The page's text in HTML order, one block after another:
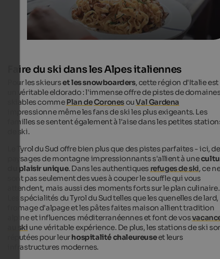
Faire du ski dans les Alpes italiennes
Pour les skieurset les snowboarders, cette région d'Italie est
un véritable eldorado : l'immense offre de pistes de
skiables commePlan deCorones ouVal Gardena
impressionne même les fans de ski les plus exigeants. Les
familles se sentent également à l'aise dans les petites
de ski.
Le Tyrol du Sud offre bien plus que des pistes parfaites - ici,
paysages de montagne impressionnants s'allient à une
du plaisir unique. Dans les authentiques refuges de ski, ce
sont pas seulement des vues à couper le souffle qui vous
attendent, mais aussi des moments forts sur le plan culinaire.
Les spécialités du Tyrol du Sud telles que les quenelles de lard,
fromage d'alpage et les pâtes faites maison allient tradition
alpine et influences méditerranéennes et font de vos
au ski une véritable expérience. De plus, les stations de ski
réputées pour leurhospitalité chaleureuseet leurs
infrastructures modernes.